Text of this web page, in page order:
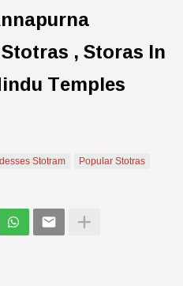
, Storas In
Temples
Stotram
Popular Stotras